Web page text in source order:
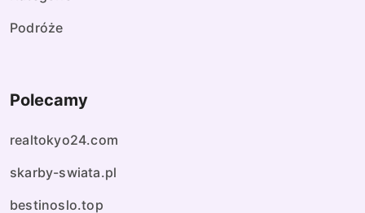
Podróże
Polecamy
realtokyo24.com
skarby-swiata.pl
bestinoslo.top